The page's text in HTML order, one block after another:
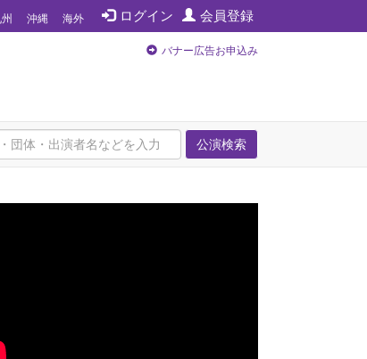
ログイン 会員登録
沖縄 海外
バナー広告お申込み
公演検索